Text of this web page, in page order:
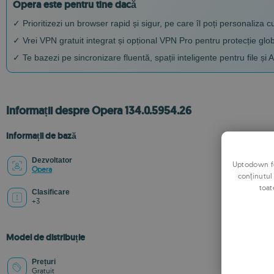
Opera este pentru tine dacă
✓ Prioritizezi un browser rapid și sigur, pe care îl poți personaliza
✓ Vrei VPN gratuit integrat și opțional VPN Pro pentru protecție
✓ Te bazezi pe sincronizare fluentă, spații inteligente pentru file și
Informații despre Opera 134.0.5954.26
Informații de bază
Dezvoltator
Opera
Clasificare
+3
Model de distribuție
Prețuri
Gratuit
Uptodown
conținutul